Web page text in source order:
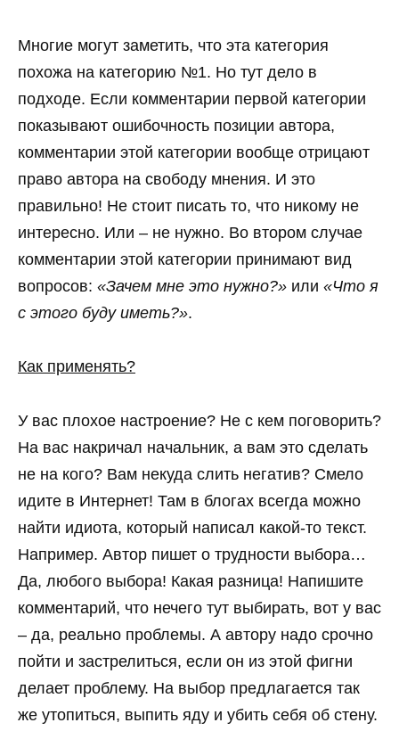
Многие могут заметить, что эта категория
похожа на категорию №1. Но тут дело в
подходе. Если комментарии первой категории
показывают ошибочность позиции автора,
комментарии этой категории вообще отрицают
право автора на свободу мнения. И это
правильно! Не стоит писать то, что никому не
интересно. Или – не нужно. Во втором случае
комментарии этой категории принимают вид
вопросов: «Зачем мне это нужно?» или «Что я
с этого буду иметь?».
Как применять?
У вас плохое настроение? Не с кем поговорить?
На вас накричал начальник, а вам это сделать
не на кого? Вам некуда слить негатив? Смело
идите в Интернет! Там в блогах всегда можно
найти идиота, который написал какой-то текст.
Например. Автор пишет о трудности выбора…
Да, любого выбора! Какая разница! Напишите
комментарий, что нечего тут выбирать, вот у вас
– да, реально проблемы. А автору надо срочно
пойти и застрелиться, если он из этой фигни
делает проблему. На выбор предлагается так
же утопиться, выпить яду и убить себя об стену.